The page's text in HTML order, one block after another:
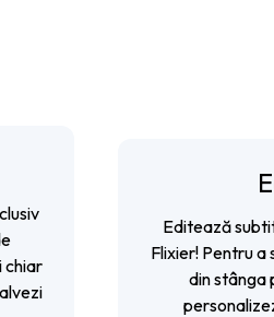
chiar
Editează
Flixier! Pentru
din stânga